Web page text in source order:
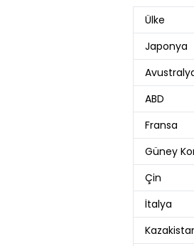
Ülke
Japonya
ABD
Fransa
Güney
Çin
İtalya